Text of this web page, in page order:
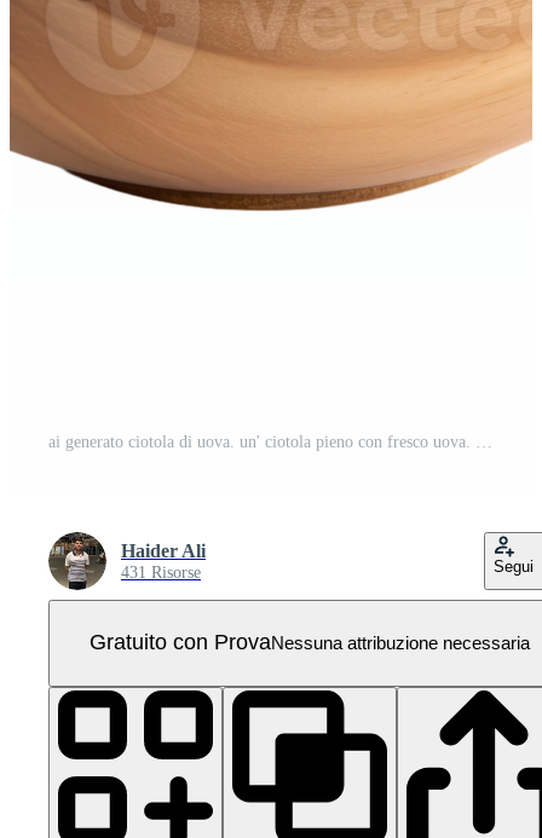
Haider Ali
431 Risorse Segui
Gratuito con ProvaNessuna attribuzione necessaria